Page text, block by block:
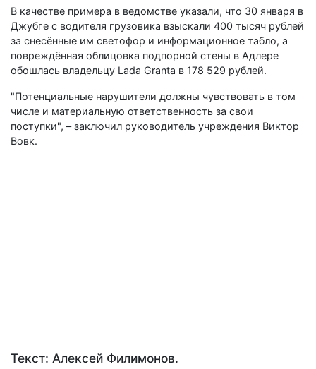
В качестве примера в ведомстве указали, что 30 января в
Джубге с водителя грузовика взыскали 400 тысяч рублей
за снесённые им светофор и информационное табло, а
повреждённая облицовка подпорной стены в Адлере
обошлась владельцу Lada Granta в 178 529 рублей.
"Потенциальные нарушители должны чувствовать в том
числе и материальную ответственность за свои
поступки", – заключил руководитель учреждения Виктор
Вовк.
Текст: Алексей Филимонов.